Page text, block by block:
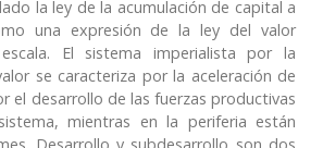
la ley de la acumulación de capital a
una expresión de la ley del valor
El sistema imperialista por la
se caracteriza por la aceleración de
el desarrollo de las fuerzas productivas
mientras en la periferia están